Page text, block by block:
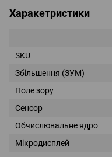
Харакетристики
SKU
Збільшення (ЗУМ)
Поле зору
Сенсор
Обчислювальне ядро
Мікродисплей